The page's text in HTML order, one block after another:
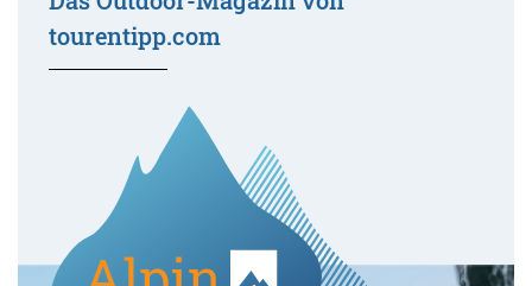
tourentipp.com